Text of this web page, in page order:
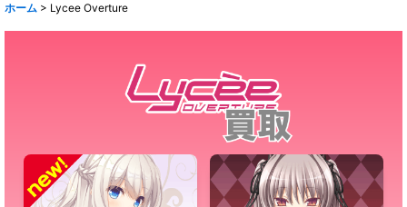
ホーム > Lycee Overture